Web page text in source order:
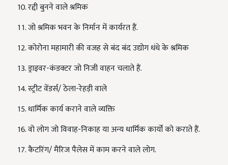
रद्दी बुनने वाले श्रमिक
जो श्रमिक भवन के निर्मान में कार्यरत हैं.
कोरोना महामारी की वजह से बंद बंद उद्योग धंधे के श्रमिक
ड्राइवर-कंडक्टर जो निजी वाहन चलाते हैं.
स्ट्रीट वेंडर्स/ ठेला-रेहड़ी वाले
धार्मिक कार्य कराने वाले व्यक्ति
वो लोग जो विवाह-निकाह या अन्य धार्मिक कार्यों को कराते हैं.
कैटरिंग/ मैरिज पैलेस में काम करने वाले लोग.